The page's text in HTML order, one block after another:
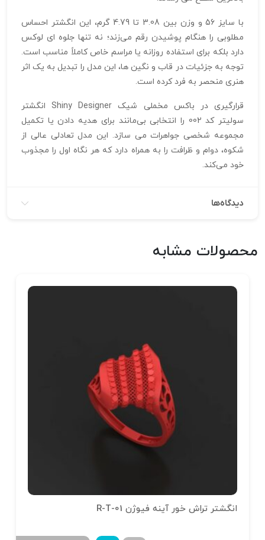
با سایز 56 و وزن بین 3.08 تا 4.79 گرم، این انگشتر احساس
مطلوبی را هنگام پوشیدن رقم می‌زند؛ نه تنها جلوه‌ ای لوکس
دارد بلکه برای استفاده روزانه یا مراسم خاص کاملاً مناسب است.
توجه به جزئیات در قاب و نگین‌ ها، این مدل را تبدیل به یک اثر
هنری منحصر به‌ فرد کرده است.
قرارگیری در باکس مخملی شیک Shiny Designer انگشتر
سولیتر کد 002 را انتخابی بی‌مانند برای هدیه دادن یا تکمیل
مجموعه شخصی جواهرات می‌ سازد. این مدل تعادلی عالی از
شکوه، دوام و ظرافت را به‌ همراه دارد که هر نگاه اول را مجذوب
خود می‌کند.
دیدگاه‌ها
محصولات مشابه
انگشتر تراش خور آینه فیوژن R-T-01